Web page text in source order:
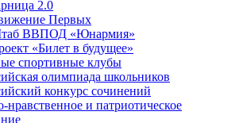
2.0
Первых
ВВПОД «Юнармия»
«Билет в будущее»
спортивные клубы
олимпиада школьников
конкурс сочинений
нравственное и патриотическое